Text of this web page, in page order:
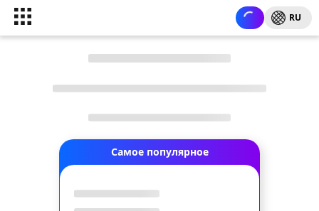
RU
Самое популярное